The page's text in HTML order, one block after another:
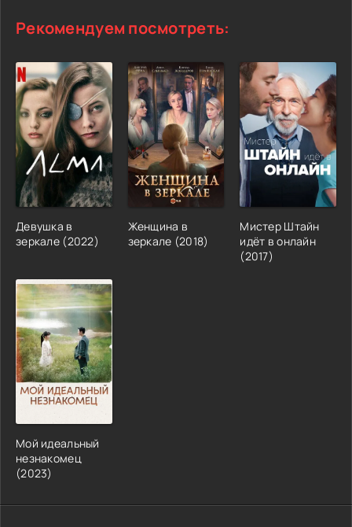
Рекомендуем посмотреть:
Девушка в
зеркале (2022)
Женщина в
зеркале (2018)
Мистер Штайн
идёт в онлайн
(2017)
Мой идеальный
незнакомец
(2023)